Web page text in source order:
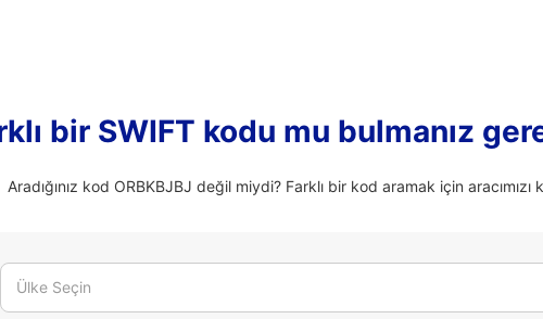
bir SWIFT kodu mu bulmanız
Aradığınız kod ORBKBJBJ değil miydi? Farklı bir kod aramak için aracımızı
Ülke Seçin